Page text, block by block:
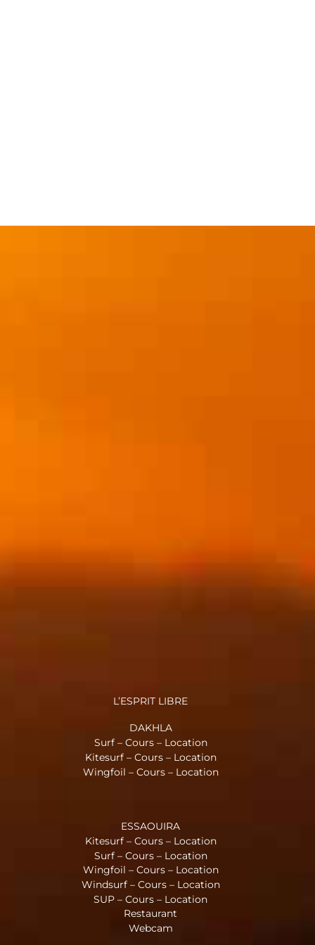
L’ESPRIT LIBRE
DAKHLA
Surf – Cours – Location
Kitesurf – Cours – Location
Wingfoil – Cours – Location
ESSAOUIRA
Kitesurf – Cours – Location
Surf – Cours – Location
Wingfoil – Cours – Location
Windsurf – Cours – Location
SUP – Cours – Location
Restaurant
Webcam